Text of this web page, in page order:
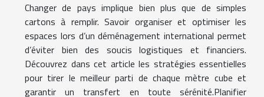
Changer de pays implique bien plus que de simples
cartons à remplir. Savoir organiser et optimiser les
espaces lors d’un déménagement international permet
d’éviter bien des soucis logistiques et financiers.
Découvrez dans cet article les stratégies essentielles
pour tirer le meilleur parti de chaque mètre cube et
garantir un transfert en toute sérénité.Planifier